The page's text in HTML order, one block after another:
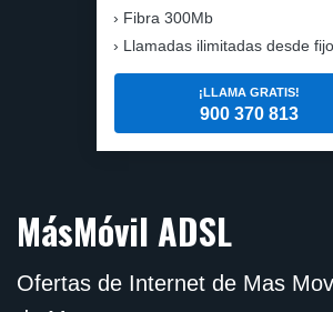
Fibra 300Mb
Llamadas ilimitadas desde
¡LLAMA GRATIS!
900 370 813
MásMóvil ADSL
Ofertas de Internet de Mas